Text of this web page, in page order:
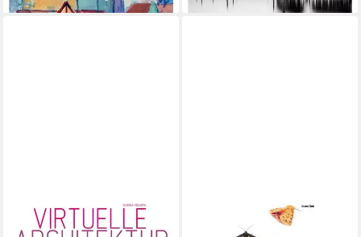
STADLER
Geburtstagskalender Virtuelle
Wandkalender Das geheime